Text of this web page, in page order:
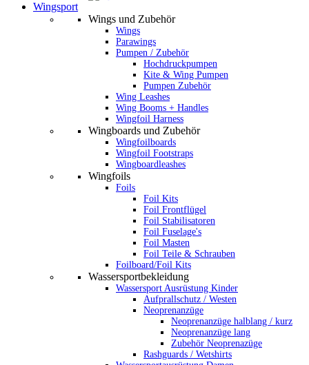
Wingsport
Wings und Zubehör
Wings
Parawings
Pumpen / Zubehör
Hochdruckpumpen
Kite & Wing Pumpen
Pumpen Zubehör
Wing Leashes
Wing Booms + Handles
Wingfoil Harness
Wingboards und Zubehör
Wingfoilboards
Wingfoil Footstraps
Wingboardleashes
Wingfoils
Foils
Foil Kits
Foil Frontflügel
Foil Stabilisatoren
Foil Fuselage's
Foil Masten
Foil Teile & Schrauben
Foilboard/Foil Kits
Wassersportbekleidung
Wassersport Ausrüstung Kinder
Aufprallschutz / Westen
Neoprenanzüge
Neoprenanzüge halblang / kurz
Neoprenanzüge lang
Zubehör Neoprenazüge
Rashguards / Wetshirts